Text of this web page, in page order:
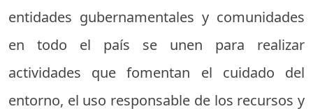
entidades gubernamentales y comunidades
en todo el país se unen para realizar
actividades que fomentan el cuidado del
entorno, el uso responsable de los recursos y